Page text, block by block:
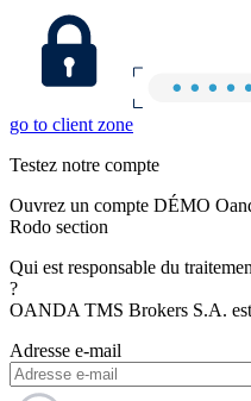
go to client zone
Testez notre compte
Ouvrez un compte DÉMO
Rodo section
Qui est responsable du
?
OANDA TMS Brokers S.A. est
Adresse e-mail